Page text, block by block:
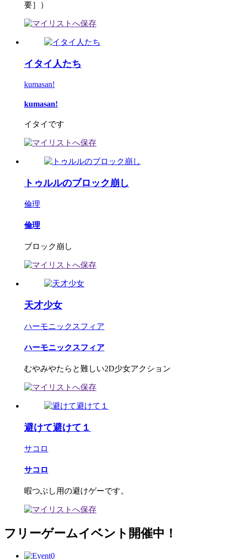
要］）
イタイ人たち
kumasan!
kumasan!
イタイです
トゥルルのブロック崩し
倫理
倫理
ブロック崩し
天才少女
ハーモニックスフィア
ハーモニックスフィア
むやみやたらと難しい2D少女アクション
避けて避けて１
サコロ
サコロ
暇つぶし用の避けゲーです。
フリーゲームイベント開催中！